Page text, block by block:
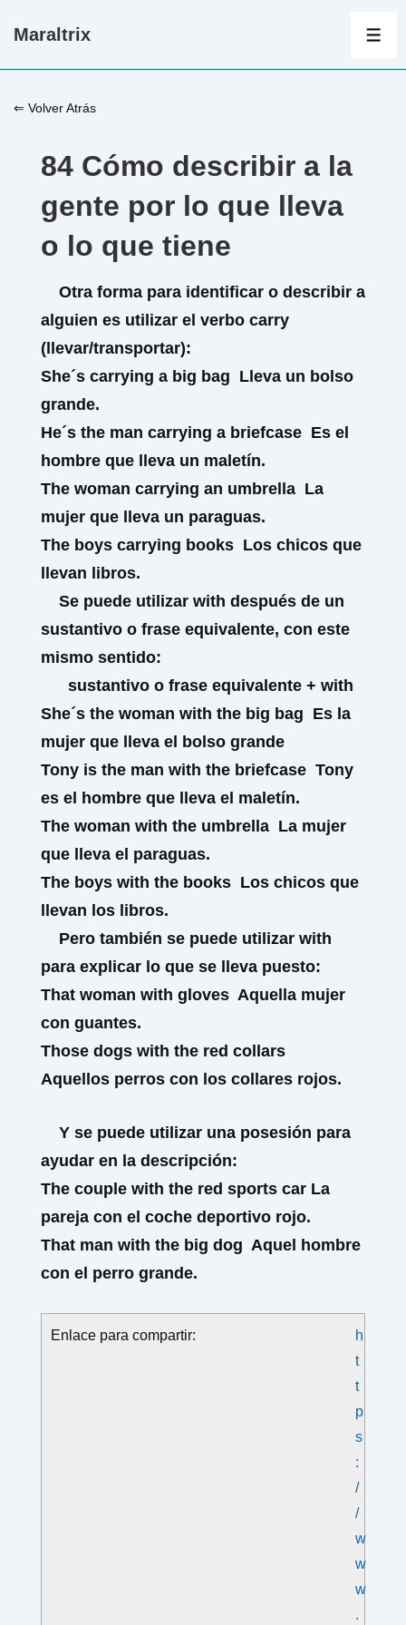
Saltar
principal
Maraltrix
⇐ Volver Atrás
84 Cómo describir a la
gente por lo que lleva
o lo que tiene
Otra forma para identificar o describir a
alguien es utilizar el verbo carry
(llevar/transportar):
She´s carrying a big bag Lleva un bolso
grande.
He´s the man carrying a briefcase Es el
hombre que lleva un maletín.
The woman carrying an umbrella La
mujer que lleva un paraguas.
The boys carrying books Los chicos que
llevan libros.
Se puede utilizar with después de un
sustantivo o frase equivalente, con este
mismo sentido:
sustantivo o frase equivalente + with
She´s the woman with the big bag Es la
mujer que lleva el bolso grande
Tony is the man with the briefcase Tony
es el hombre que lleva el maletín.
The woman with the umbrella La mujer
que lleva el paraguas.
The boys with the books Los chicos que
llevan los libros.
Pero también se puede utilizar with
para explicar lo que se lleva puesto:
That woman with gloves Aquella mujer
con guantes.
Those dogs with the red collars
Aquellos perros con los collares rojos.
Y se puede utilizar una posesión para
ayudar en la descripción:
The couple with the red sports car La
pareja con el coche deportivo rojo.
That man with the big dog Aquel hombre
con el perro grande.
Enlace para compartir:
h
t
t
p
s
:
/
/
w
w
w
.